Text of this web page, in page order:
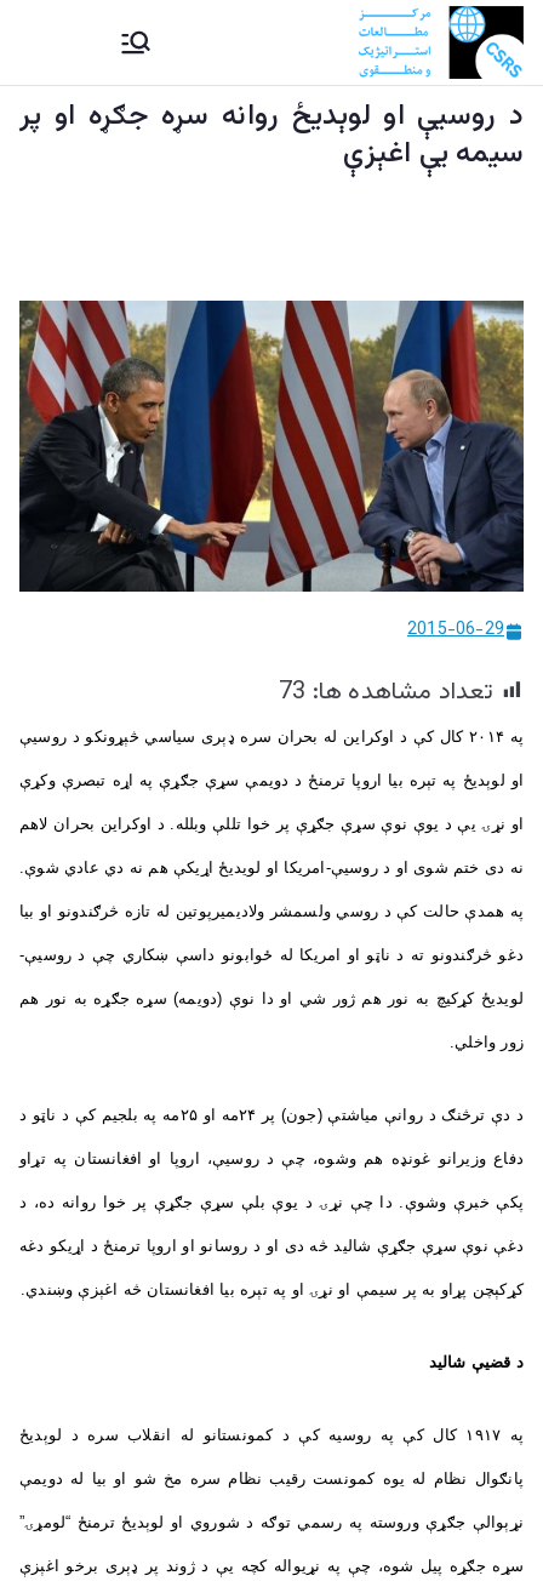
to
content
CSRS |
مرکز
و منطقوی |
د
ستراتېژیکو
او سیمه
ییزو څېړنو
مرکز مطالعات استراتیژيک و
منطقوی دستراتېژیکو او
سیمه ییزو څېړنو مرکز
د روسیې او لوېدیځ روانه سړه جګړه او پر
سیمه یې اغېزې
2015-06-29
تعداد مشاهده ها: 73
په ۲۰۱۴ کال کې د اوکراین له بحران سره ډېری سیاسي څېړونکو د روسیې
او لوېدیځ په تېره بيا اروپا ترمنځ د دویمې سړې جګړې په اړه تبصرې وکړې
او نړۍ یې د یوې نوې سړې جګړې پر خوا تللې وبلله. د اوکراین بحران لاهم
نه دی ختم شوی او د روسیې-امریکا او لویدیځ اړیکې هم نه دي عادي شوې.
په همدې حالت کې د روسي ولسمشر ولاديميرپوتین له تازه څرګندونو او بيا
دغو څرګندونو ته د ناټو او امريکا له ځوابونو داسې ښکاري چې د روسیې-
لویدیځ کړکیچ به نور هم ژور شي او دا نوې (دويمه) سړه جګړه به نور هم
زور واخلي.
د دې ترڅنګ د روانې مياشتې (جون) پر ۲۴مه او ۲۵مه په بلجيم کې د ناټو د
دفاع وزیرانو غونډه هم وشوه، چې د روسیې، اروپا او افغانستان په تړاو
پکې خبرې وشوې. دا چې نړۍ د یوې بلې سړې جګړې پر خوا روانه ده، د
دغې نوې سړې جګړې شالید څه دی او د روسانو او اروپا ترمنځ د اړیکو دغه
کړکېچن پړاو به پر سیمې او نړۍ او په تېره بيا افغانستان څه اغېزې وښندي.
د قضیې شالید
په ۱۹۱۷ کال کې په روسیه کې د کمونستانو له انقلاب سره د لوېديځ
پانګوال نظام له یوه کمونست رقیب نظام سره مخ شو او بيا له دویمې
نړېوالې جګړې وروسته په رسمي توګه د شوروي او لوېدیځ ترمنځ “لومړۍ”
سړه جګړه پیل شوه، چې په نړيواله کچه يې د ژوند پر ډېری برخو اغېزې